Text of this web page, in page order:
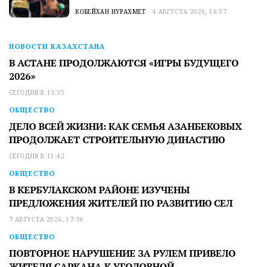
КОБЕЙХАН НУРАХМЕТ 4 АВГУСТА 2026, 16:57
НОВОСТИ КАЗАХСТАНА
В АСТАНЕ ПРОДОЛЖАЮТСЯ «ИГРЫ БУДУЩЕГО
2026»
СЕГОДНЯ В 13:35
ОБЩЕСТВО
ДЕЛО ВСЕЙ ЖИЗНИ: КАК СЕМЬЯ АЗАНБЕКОВЫХ
ПРОДОЛЖАЕТ СТРОИТЕЛЬНУЮ ДИНАСТИЮ
СЕГОДНЯ В 11:42
ОБЩЕСТВО
В КЕРБУЛАКСКОМ РАЙОНЕ ИЗУЧЕНЫ
ПРЕДЛОЖЕНИЯ ЖИТЕЛЕЙ ПО РАЗВИТИЮ СЕЛ
7 АВГУСТА 2026, 17:36
ОБЩЕСТВО
ПОВТОРНОЕ НАРУШЕНИЕ ЗА РУЛЕМ ПРИВЕЛО